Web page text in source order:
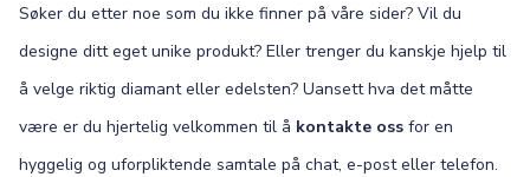
Søker du etter noe som du ikke finner på våre sider? Vil du
designe ditt eget unike produkt? Eller trenger du kanskje hjelp til
å velge riktig diamant eller edelsten? Uansett hva det måtte
være er du hjertelig velkommen til å kontakte oss for en
hyggelig og uforpliktende samtale på chat, e-post eller telefon.